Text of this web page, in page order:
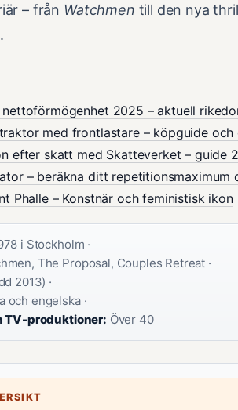
– från Watchmen till den nya
.
2025 – aktuell
med frontlastare – köpguide och
efter skatt med Skatteverket – guide
– beräkna ditt repetitionsmaximum
Phalle – Konstnär och feministisk ikon
i Stockholm ·
The Proposal, Couples Retreat ·
2013) ·
och engelska ·
TV-produktioner: Över 40